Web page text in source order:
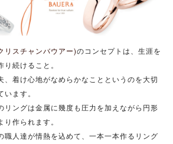
スチャンバウアー)のコンセプトは、 生涯を
続けること。
、着け心地がなめらかなことというのを大切
ます。
リングは金属に幾度も圧力を加えながら円形
作られます。
職人達が情熱を込めて、一本一本作るリング